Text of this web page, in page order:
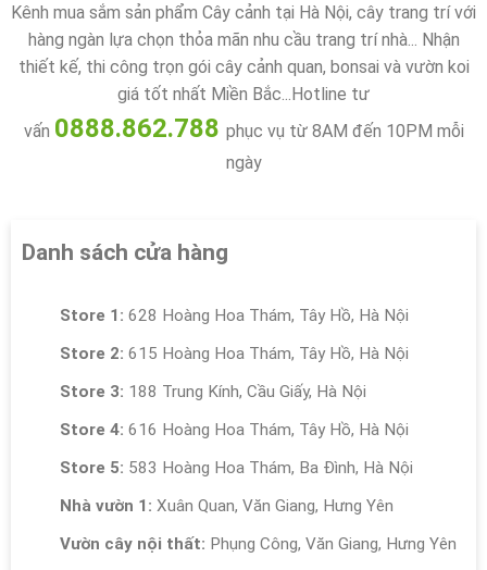
Kênh mua sắm sản phẩm Cây cảnh tại Hà Nội, cây trang trí với
hàng ngàn lựa chọn thỏa mãn nhu cầu trang trí nhà... Nhận
thiết kế, thi công trọn gói cây cảnh quan, bonsai và vườn koi
giá tốt nhất Miền Bắc...Hotline tư
vấn 0888.862.788 phục vụ từ 8AM đến 10PM mỗi
ngày
Danh sách cửa hàng
Store 1: 628 Hoàng Hoa Thám, Tây Hồ, Hà Nội
Store 2: 615 Hoàng Hoa Thám, Tây Hồ, Hà Nội
Store 3: 188 Trung Kính, Cầu Giấy, Hà Nội
Store 4: 616 Hoàng Hoa Thám, Tây Hồ, Hà Nội
Store 5: 583 Hoàng Hoa Thám, Ba Đình, Hà Nội
Nhà vườn 1: Xuân Quan, Văn Giang, Hưng Yên
Vườn cây nội thất: Phụng Công, Văn Giang, Hưng Yên